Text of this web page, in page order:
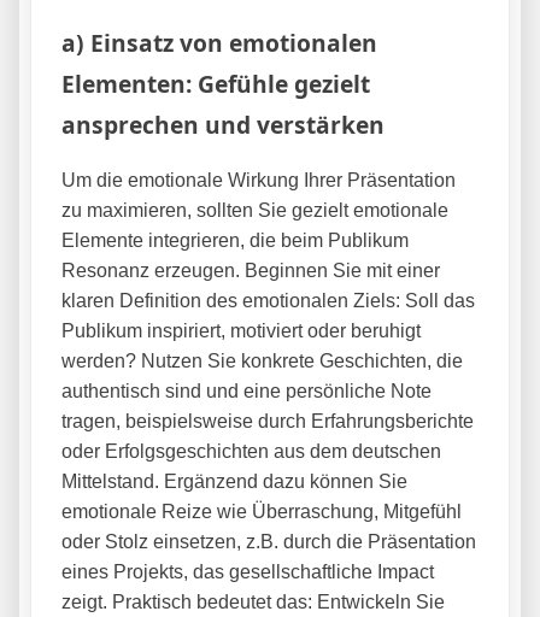
a) Einsatz von emotionalen
Elementen: Gefühle gezielt
ansprechen und verstärken
Um die emotionale Wirkung Ihrer Präsentation
zu maximieren, sollten Sie gezielt emotionale
Elemente integrieren, die beim Publikum
Resonanz erzeugen. Beginnen Sie mit einer
klaren Definition des emotionalen Ziels: Soll das
Publikum inspiriert, motiviert oder beruhigt
werden? Nutzen Sie konkrete Geschichten, die
authentisch sind und eine persönliche Note
tragen, beispielsweise durch Erfahrungsberichte
oder Erfolgsgeschichten aus dem deutschen
Mittelstand. Ergänzend dazu können Sie
emotionale Reize wie Überraschung, Mitgefühl
oder Stolz einsetzen, z.B. durch die Präsentation
eines Projekts, das gesellschaftliche Impact
zeigt. Praktisch bedeutet das: Entwickeln Sie